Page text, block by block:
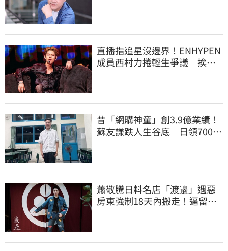
直播指追星沒邊界！ENHYPEN
成員西村力捲輕生爭議 挨
昔「網購神童」創3.9億業績！
蘇友謙跌人生谷底 日領700元
蕭敬騰日料名店「渡邉」遇惡
房東強制18天內搬走！逼留裝